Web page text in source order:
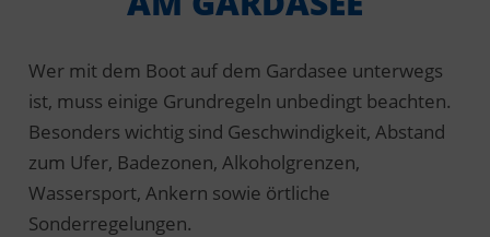
Wer mit dem Boot auf dem Gardasee unterwegs
ist, muss einige Grundregeln unbedingt beachten.
Besonders wichtig sind Geschwindigkeit, Abstand
zum Ufer, Badezonen, Alkoholgrenzen,
Wassersport, Ankern sowie örtliche
Sonderregelungen.